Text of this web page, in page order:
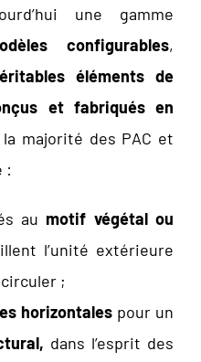
une gamme
configurables,
éléments de
et fabriqués en
majorité des PAC et
:
au motif végétal ou
l’unité extérieure
;
horizontalespour un
dans l’esprit des